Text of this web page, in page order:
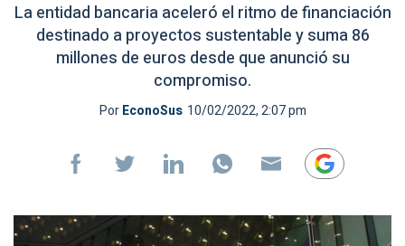
La entidad bancaria aceleró el ritmo de financiación
destinado a proyectos sustentable y suma 86
millones de euros desde que anunció su
compromiso.
PorEconoSus 10/02/2022, 2:07 pm